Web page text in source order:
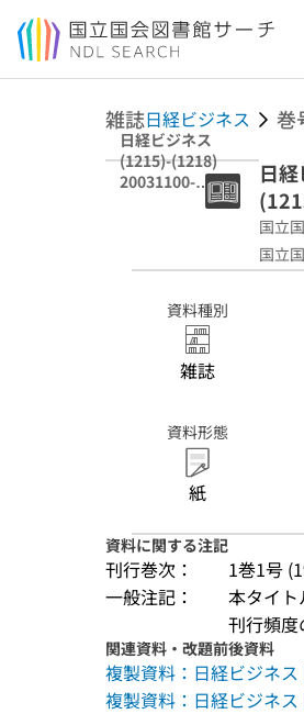
本文へ移動
雑誌日経ビジネス 巻
日経ビジネス
(1215)-(1218)
20031100-
20031100(号外・
日
国立
国立
資料種別
雑誌
資料形態
紙
資料に関する注記
刊行巻次：
1巻1号
一般注記：
本タイト
刊行頻度
関連資料・改題前後資料
複製資料：日経ビジネ
複製資料：日経ビジネ